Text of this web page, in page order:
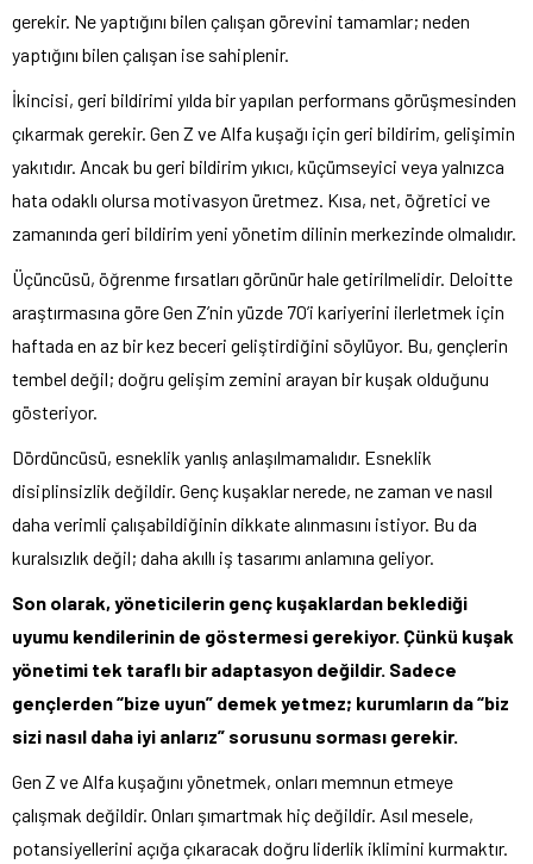
gerekir. Ne yaptığını bilen çalışan görevini tamamlar; neden
yaptığını bilen çalışan ise sahiplenir.
İkincisi, geri bildirimi yılda bir yapılan performans görüşmesinden
çıkarmak gerekir. Gen Z ve Alfa kuşağı için geri bildirim, gelişimin
yakıtıdır. Ancak bu geri bildirim yıkıcı, küçümseyici veya yalnızca
hata odaklı olursa motivasyon üretmez. Kısa, net, öğretici ve
zamanında geri bildirim yeni yönetim dilinin merkezinde olmalıdır.
Üçüncüsü, öğrenme fırsatları görünür hale getirilmelidir. Deloitte
araştırmasına göre Gen Z’nin yüzde 70’i kariyerini ilerletmek için
haftada en az bir kez beceri geliştirdiğini söylüyor. Bu, gençlerin
tembel değil; doğru gelişim zemini arayan bir kuşak olduğunu
gösteriyor.
Dördüncüsü, esneklik yanlış anlaşılmamalıdır. Esneklik
disiplinsizlik değildir. Genç kuşaklar nerede, ne zaman ve nasıl
daha verimli çalışabildiğinin dikkate alınmasını istiyor. Bu da
kuralsızlık değil; daha akıllı iş tasarımı anlamına geliyor.
Son olarak, yöneticilerin genç kuşaklardan beklediği
uyumu kendilerinin de göstermesi gerekiyor. Çünkü kuşak
yönetimi tek taraflı bir adaptasyon değildir. Sadece
gençlerden “bize uyun” demek yetmez; kurumların da “biz
sizi nasıl daha iyi anlarız” sorusunu sorması gerekir.
Gen Z ve Alfa kuşağını yönetmek, onları memnun etmeye
çalışmak değildir. Onları şımartmak hiç değildir. Asıl mesele,
potansiyellerini açığa çıkaracak doğru liderlik iklimini kurmaktır.